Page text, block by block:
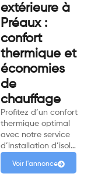
extérieure à
Préaux :
confort
thermique et
économies
de
chauffage
Profitez d’un confort
thermique optimal
avec notre service
d’installation d’isol…
Voir l'annonce